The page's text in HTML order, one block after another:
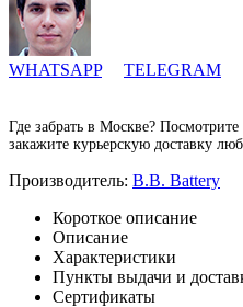
WHATSAPP TELEGRAM
Где забрать в Москве? Посмотрите
закажите курьерскую доставку
Производитель: B.B. Battery
Короткое описание
Описание
Характеристики
Пункты выдачи и
Сертификаты